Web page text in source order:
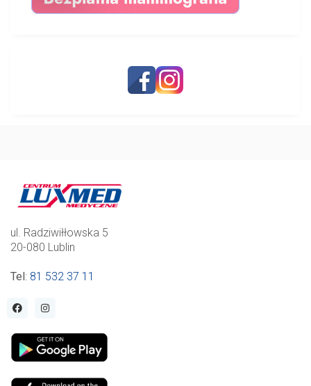
ul. Radziwiłłowska 5
20-080 Lublin
Tel : 81 532 37 11